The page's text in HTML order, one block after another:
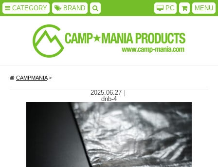
CATEGORY BRAND MENU
PC
CAMPMANIA>
2025.06.27｜
dnb-4